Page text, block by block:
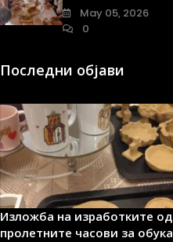
May 05, 2026
0
Последни објави
Изложба на изработките од
пролетните часови за обука